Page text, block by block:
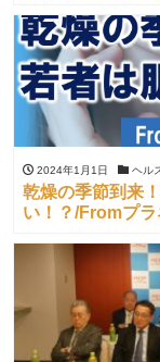
2024年1月1日 ヘル
乾燥の季節到来
い！？/Fromプ